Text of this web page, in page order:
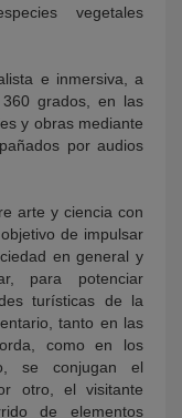
vegetales
e inmersiva, a
grados, en las
y obras mediante
por audios
arte y ciencia con
de impulsar
en general y
para potenciar
turísticas de la
tanto en las
como en los
se conjugan el
otro, el visitante
de elementos